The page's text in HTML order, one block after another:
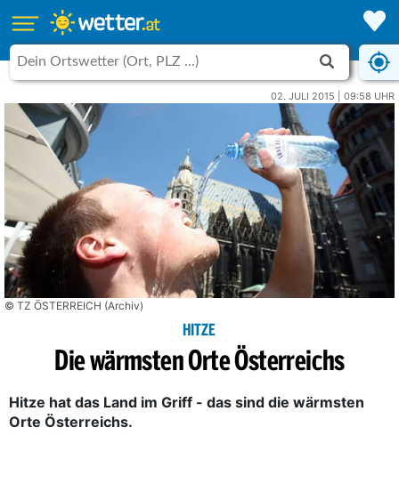
02. JULI 2015 | 09:58 UHR
© TZ ÖSTERREICH (Archiv)
HITZE
Die wärmsten Orte Österreichs
Hitze hat das Land im Griff - das sind die wärmsten
Orte Österreichs.